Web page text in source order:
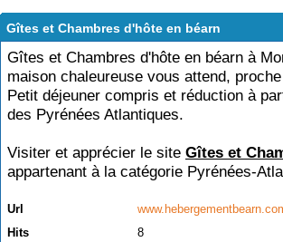
Gîtes et Chambres d'hôte en béarn
Gîtes et Chambres d'hôte en béarn à
maison chaleureuse vous attend,
Petit déjeuner compris et réduction à
des Pyrénées Atlantiques.
Visiter et apprécier le site Gîtes et
appartenant à la catégorie Pyrénées-
Url
Hits
8